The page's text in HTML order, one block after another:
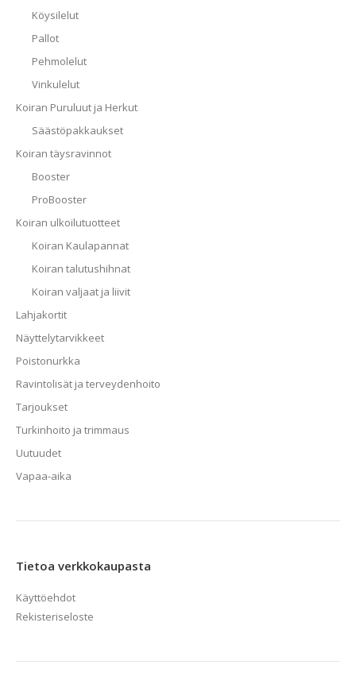
Köysilelut
Pallot
Pehmolelut
Vinkulelut
Koiran Puruluut ja Herkut
Säästöpakkaukset
Koiran täysravinnot
Booster
ProBooster
Koiran ulkoilutuotteet
Koiran Kaulapannat
Koiran talutushihnat
Koiran valjaat ja liivit
Lahjakortit
Näyttelytarvikkeet
Poistonurkka
Ravintolisät ja terveydenhoito
Tarjoukset
Turkinhoito ja trimmaus
Uutuudet
Vapaa-aika
Tietoa verkkokaupasta
Käyttöehdot
Rekisteriseloste